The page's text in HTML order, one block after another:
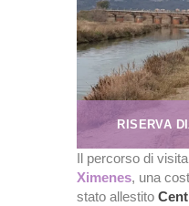
RISERVA
Il percorso di
Ximenes, una
stato allestito